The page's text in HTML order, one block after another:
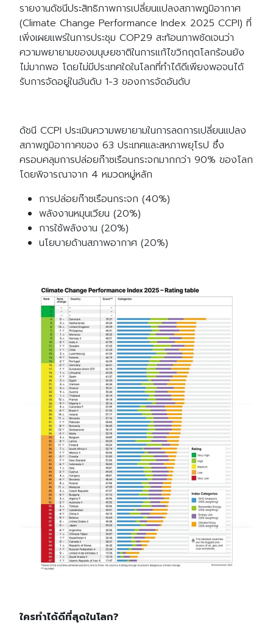
รายงานดัชนีประสิทธิภาพการเปลี่ยนแปลงสภาพภูมิอากาศ
(Climate Change Performance Index 2025 CCPI) ที่
เพิ่งเผยแพร่ในการประชุม COP29 สะท้อนภาพชัดเจนว่า
ความพยายามของมนุษยชาติในการแก้ไขวิกฤตโลกร้อนยัง
ไม่มากพอ โดยไม่มีประเทศใดในโลกที่ทำได้ดีเพียงพอจนได้
รับการจัดอยู่ในอันดับ 1-3 ของการจัดอันดับ
ดัชนี CCPI ประเมินความพยายามในการลดการเปลี่ยนแปลง
สภาพภูมิอากาศของ 63 ประเทศและสหภาพยุโรป ซึ่ง
ครอบคลุมการปล่อยก๊าซเรือนกระจกมากกว่า 90% ของโลก
โดยพิจารณาจาก 4 หมวดหมู่หลัก
การปล่อยก๊าซเรือนกระจก (40%)
พลังงานหมุนเวียน (20%)
การใช้พลังงาน (20%)
นโยบายด้านสภาพอากาศ (20%)
ใครทำได้ดีที่สุดในโลก?